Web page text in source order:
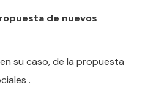
de nuevos
su caso, de la propuesta
.